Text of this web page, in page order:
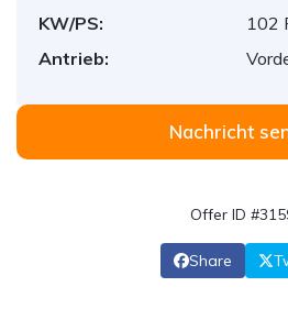
KW/PS:
102
Antrieb:
Nachricht
Offer ID
Share